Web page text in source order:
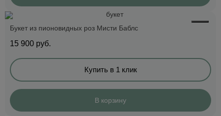
Букет из пионовидных роз Мисти Баблс
15 900 руб.
Купить в 1 клик
В корзину